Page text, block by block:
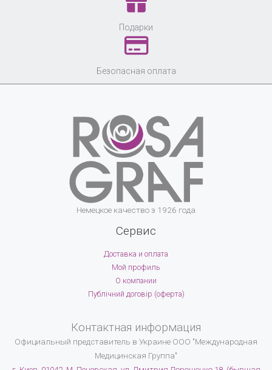
Подарки
Безопасная оплата
Немецкое качество з 1926 года
Сервис
Доставка и оплата
Мой профиль
О компании
Публічний договір (оферта)
Контактная информация
Официальный представитель в Украине ООО "Международная
Медицинская Группа"